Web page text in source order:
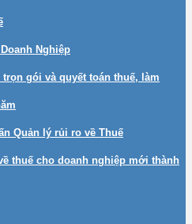
Nghiệp
trọn gói và quyết toán thuế, làm
Quản lý rủi ro về Thuế
thuế cho doanh nghiệp mới thành